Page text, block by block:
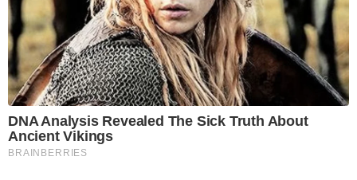
DNA Analysis Revealed The Sick Truth About
Ancient Vikings
BRAINBERRIES